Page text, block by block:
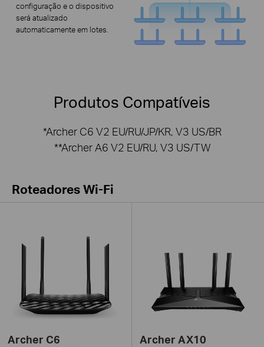
configuração e o dispositivo
será atualizado
automaticamente em lotes.
Produtos Compatíveis
*Archer C6 V2 EU/RU/JP/KR, V3 US/BR
**Archer A6 V2 EU/RU, V3 US/TW
Roteadores Wi-Fi
Archer C6
Archer AX10